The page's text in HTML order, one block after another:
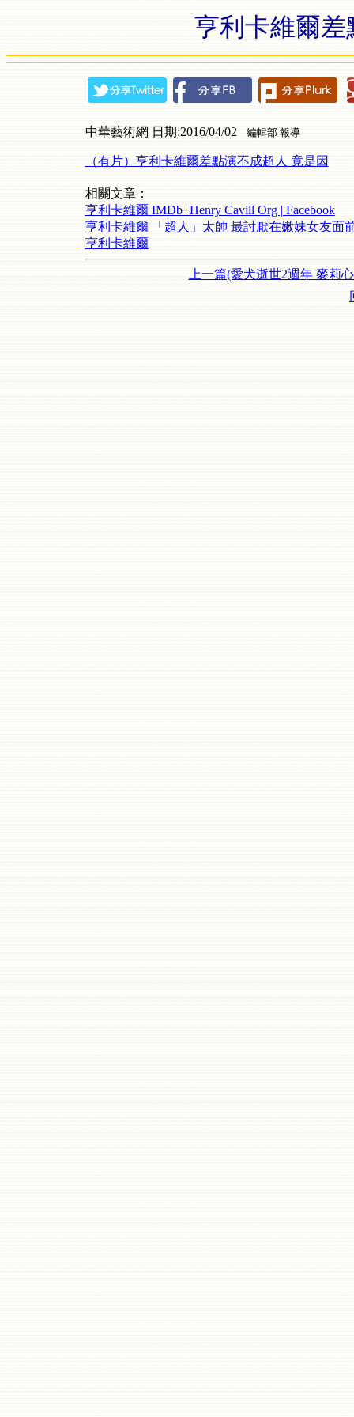
亨利卡維爾
中華藝術網 日期:2016/04/02 編輯部 報導
（有片）亨利卡維爾差點演不成超人 竟是因
相關文章：
亨利卡維爾 IMDb+Henry Cavill Org | Facebook
亨利卡維爾 「超人」太帥 最討厭在嫩妹女友面
亨利卡維爾
上一篇(愛犬逝世2週年 麥莉